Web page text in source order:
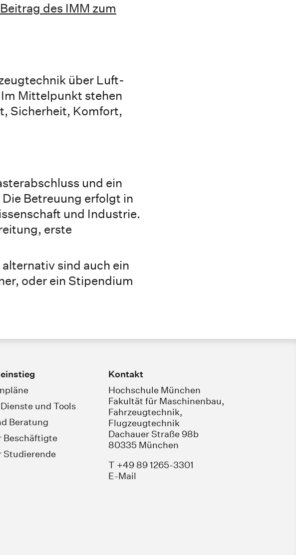
des IMM zum
über Luft-
Mittelpunkt stehen
Sicherheit, Komfort,
und ein
Betreuung erfolgt in
und Industrie.
erste
sind auch ein
oder ein Stipendium
und Tools
Beratung
Beschäftigte
Studierende
Kontakt
Hochschule München
Fakultät für Maschinenbau,
Fahrzeugtechnik,
Flugzeugtechnik
Dachauer Straße 98b
80335 München
T +49 89 1265-3301
E-Mail